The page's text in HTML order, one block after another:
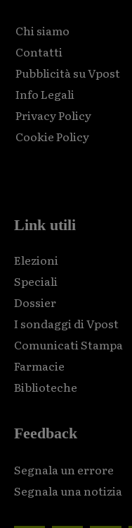
Chi siamo
Contatti
Pubblicità su Vpost
Info Legali
Privacy Policy
Cookie Policy
Link utili
Elezioni
Speciali
Dossier
I sondaggi di Vpost
Comunicati Stampa
Farmacie
Biblioteche
Feedback
Segnala un errore
Segnala una notizia